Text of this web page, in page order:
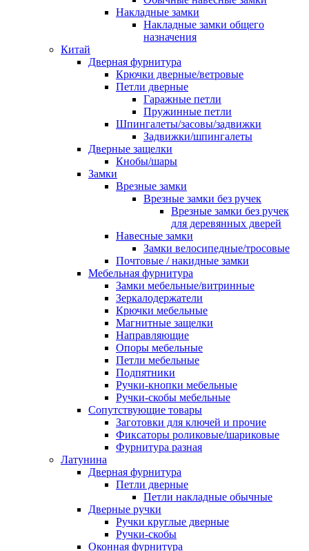
Накладные замки
Накладные замки общего
назначения
Китай
Дверная фурнитура
Крючки дверные/ветровые
Петли дверные
Гаражные петли
Пружинные петли
Шпингалеты/засовы/задвижки
Задвижки/шпингалеты
Дверные защелки
Кнобы/шары
Замки
Врезные замки
Врезные замки без ручек
Врезные замки без ручек
для деревянных дверей
Навесные замки
Замки велосипедные/тросовые
Почтовые / накидные замки
Мебельная фурнитура
Замки мебельные/витринные
Зеркалодержатели
Крючки мебельные
Магнитные защелки
Направляющие
Опоры мебельные
Петли мебельные
Подпятники
Ручки-кнопки мебельные
Ручки-скобы мебельные
Сопутствующие товары
Заготовки для ключей и прочие
Фиксаторы роликовые/шариковые
Фурнитура разная
Латунина
Дверная фурнитура
Петли дверные
Петли накладные обычные
Дверные ручки
Ручки круглые дверные
Ручки-скобы
Оконная фурнитура